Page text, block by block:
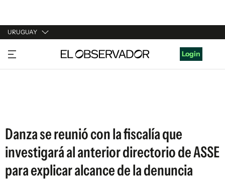
URUGUAY
URUGUAY
ARGENTINA
Login
Danza se reunió con la fiscalía que
investigará al anterior directorio de ASSE
para explicar alcance de la denuncia